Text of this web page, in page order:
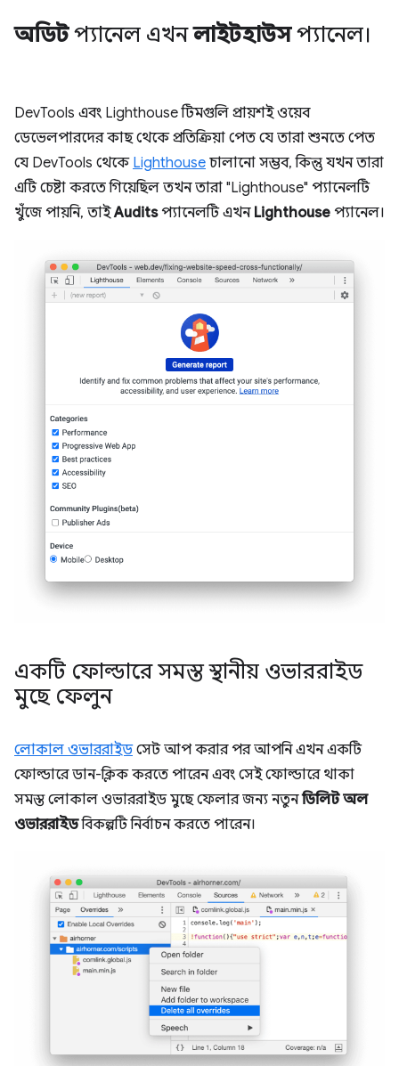
অডিটপ্যানেল এখনলাইটহাউসপ্যানেল।
DevTools এবং Lighthouse টিমগুলি প্রায়শই ওয়েব
ডেভেলপারদের কাছ থেকে প্রতিক্রিয়া পেত যে তারা শুনতে পেত
যে DevTools থেকে Lighthouse চালানো সম্ভব, কিন্তু যখন তারা
এটি চেষ্টা করতে গিয়েছিল তখন তারা "Lighthouse" প্যানেলটি
খুঁজে পায়নি, তাইAuditsপ্যানেলটি এখন Lighthouse প্যানেল।
একটি ফোল্ডারে সমস্ত স্থানীয় ওভাররাইড
মুছে ফেলুন
লোকাল ওভাররাইডসেট আপ করার পর আপনি এখন একটি
ফোল্ডারে ডান-ক্লিক করতে পারেন এবং সেই ফোল্ডারে থাকা
সমস্ত লোকাল ওভাররাইড মুছে ফেলার জন্য নতুনডিলিট অল
ওভাররাইডবিকল্পটি নির্বাচন করতে পারেন।